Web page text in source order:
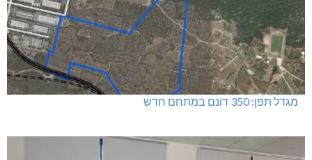
מגדל תפן: 350 דונם במתחם חדש